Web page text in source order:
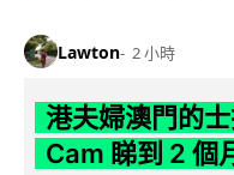
Lawton 2 小時
港夫婦澳門的
Cam 睇到 2 個